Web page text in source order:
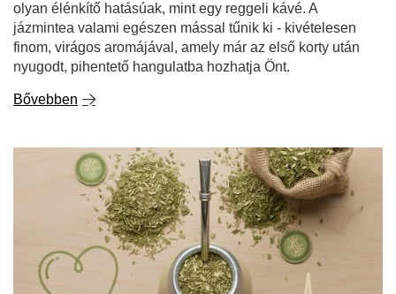
olyan élénkítő hatásúak, mint egy reggeli kávé. A
jázmintea valami egészen mással tűnik ki - kivételesen
finom, virágos aromájával, amely már az első korty után
nyugodt, pihentető hangulatba hozhatja Önt.
Bővebben